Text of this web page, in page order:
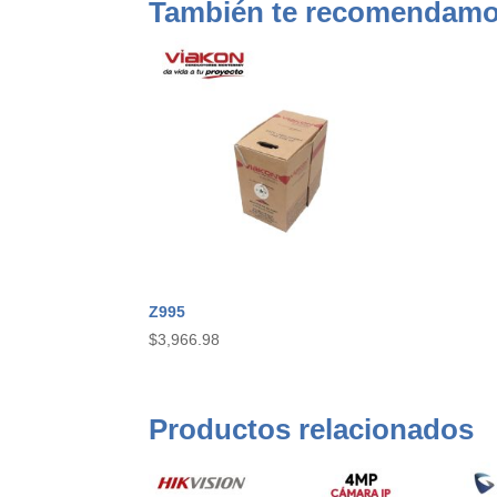
También te
Z995
$3,966.98
Productos relacionados